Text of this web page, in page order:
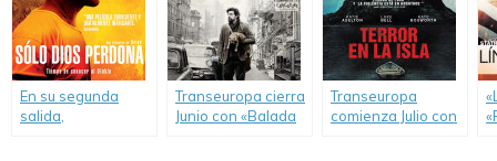
segunda semana
de lanzamientos
de Mayo en
Transeuropa.
el video hogareño.
En su segunda
salida,
Transeuropa cierra
Junio con «Balada
Transeuropa
comienza Julio con